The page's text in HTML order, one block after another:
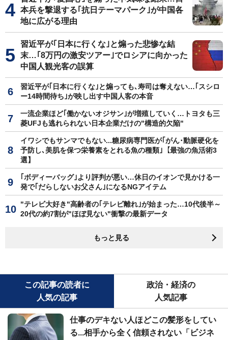
本兵を撃退する｢抗日テーマパーク｣が中国各
地に広がる理由
習近平が｢日本に行くな｣と煽った悲惨な結
末…｢8万円の激安ツアー｣でロシアに向かった
中国人観光客の誤算
習近平が｢日本に行くな｣と煽っても､寿司は奪えない…｢スシロ
ー14時間待ち｣が映し出す中国人客の本音
一流企業ほど｢働かないオジサン｣が増殖していく…トヨタも三
菱UFJも逃れられない日本企業だけの"構造的欠陥"
イワシでもサンマでもない...糖尿病専門医が｢がん･動脈硬化を
予防し､美肌を保つ栄養素をとれる魚の種類｣【最強の魚活術3
選】
｢ボディーバッグ｣より評判が悪い…休日のイオンで見かける一
発で｢だらしないお父さん｣になるNGアイテム
"テレビ大好き"高齢者の｢テレビ離れ｣が始まった…10代後半～
20代の約7割が"ほぼ見ない"衝撃の最新データ
もっと見る
この記事の読者に
人気の記事
政治・経済の
人気記事
仕事のデキない人ほどこの髪形をしてい
る...相手から全く信頼されない「ビジネ